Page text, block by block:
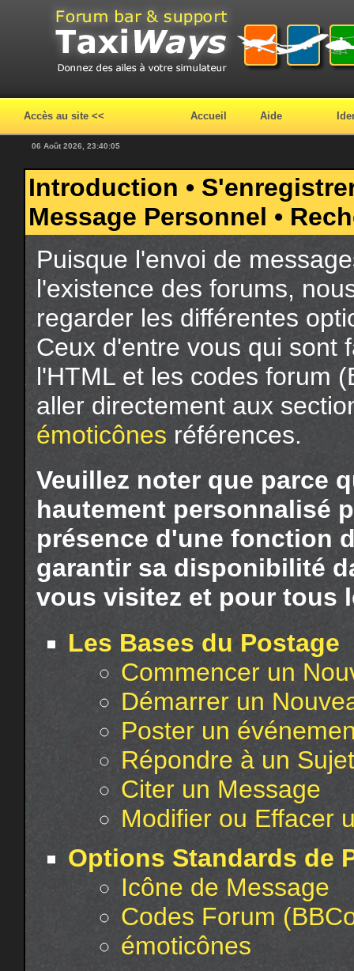
Accès au site << Accueil Aide
06 Août 2026, 23:40:05
Introduction •
Message Personnel •
Puisque l'envoi de
l'existence des forums,
regarder les différentes
Ceux d'entre vous qui sont
l'HTML et les codes forum
aller directement aux
émoticônes références.
Veuillez noter que parce
hautement personnalisé
présence d'une fonction
garantir sa disponibilité
vous visitez et pour tous
Les Bases du Postage
Commencer un
Démarrer un
Poster un
Répondre à un
Citer un Message
Modifier ou Effacer
Options Standards de
Icône de Message
Codes Forum
émoticônes